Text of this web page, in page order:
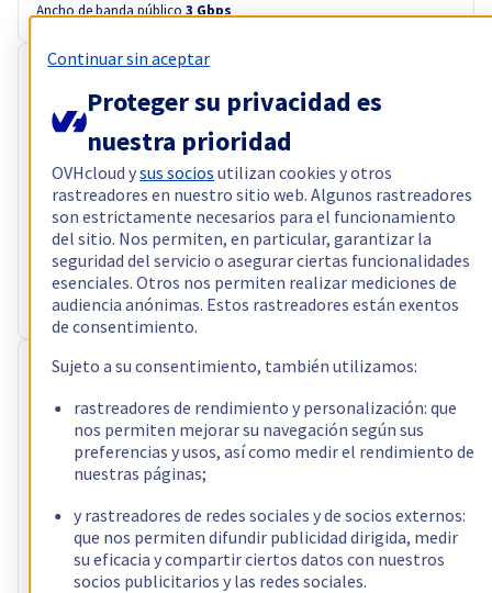
Ancho de banda público 3 Gbps
RISE-GAME-2
89,99 €
sin IVA/meses decir 108,89 € IVA incl./mes
Configurar
ProcesadorAMD Ryzen 7 5800X
c /16 t –3,8 GHz
RAM64 GB – 128 GB
Almacenamiento2 x 960 GB
Ancho de banda público3 Gbps
RISE-3 Instalación gratuita
91,99 €
sin IVA/meses decir 111,31 € IVA incl./mes
Configurar
ProcesadorAMD Ryzen 9 5900X
24t – 3,7GHz
32 GB – 128 GB
Almacenamiento 2 x 512 GB - 4 x 3.84 TB
Continuar sin aceptar
Proteger su privacidad es
nuestra prioridad
OVHcloud ysus socios utilizan cookies y otros
rastreadores en nuestro sitio web. Algunos rastreadores
son estrictamente necesarios para el funcionamiento
del sitio. Nos permiten, en particular, garantizar la
seguridad del servicio o asegurar ciertas funcionalidades
esenciales. Otros nos permiten realizar mediciones de
audiencia anónimas. Estos rastreadores están exentos
de consentimiento.
Sujeto a su consentimiento, también utilizamos:
rastreadores de rendimiento y personalización: que
nos permiten mejorar su navegación según sus
preferencias y usos, así como medir el rendimiento de
nuestras páginas;
y rastreadores de redes sociales y de socios externos:
que nos permiten difundir publicidad dirigida, medir
su eficacia y compartir ciertos datos con nuestros
socios publicitarios y las redes sociales.